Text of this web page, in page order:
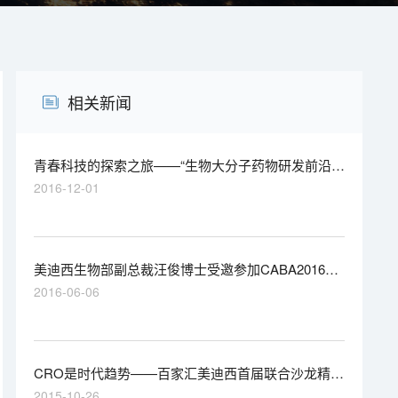
相关新闻
青春科技的探索之旅——“生物大分子药物研发前沿技
术”研讨会圆满结束
2016-12-01
美迪西生物部副总裁汪俊博士受邀参加CABA2016年
会
2016-06-06
CRO是时代趋势——百家汇美迪西首届联合沙龙精彩
碰撞